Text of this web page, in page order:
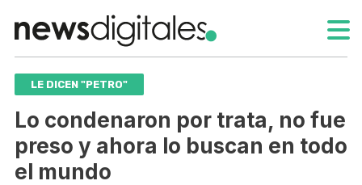
LE DICEN "PETRO"
Lo condenaron por trata, no fue
preso y ahora lo buscan en todo
el mundo